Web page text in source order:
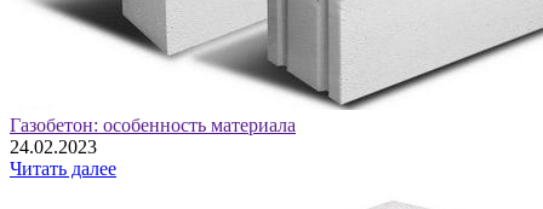
Газобетон: особенность материала
24.02.2023
Читать далее